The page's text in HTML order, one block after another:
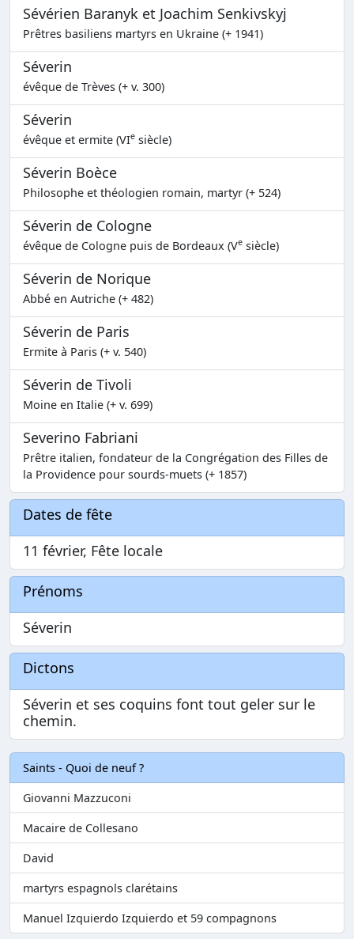
Sévérien Baranyk et Joachim Senkivskyj
Prêtres basiliens martyrs en Ukraine (+ 1941)
Séverin
évêque de Trèves (+ v. 300)
Séverin
évêque et ermite (VIe siècle)
Séverin Boèce
Philosophe et théologien romain, martyr (+ 524)
Séverin de Cologne
évêque de Cologne puis de Bordeaux (Ve siècle)
Séverin de Norique
Abbé en Autriche (+ 482)
Séverin de Paris
Ermite à Paris (+ v. 540)
Séverin de Tivoli
Moine en Italie (+ v. 699)
Severino Fabriani
Prêtre italien, fondateur de la Congrégation des Filles de
la Providence pour sourds-muets (+ 1857)
Dates de fête
11 février, Fête locale
Prénoms
Séverin
Dictons
Séverin et ses coquins font tout geler sur le
chemin.
Saints - Quoi de neuf ?
Giovanni Mazzuconi
Macaire de Collesano
David
martyrs espagnols clarétains
Manuel Izquierdo Izquierdo et 59 compagnons